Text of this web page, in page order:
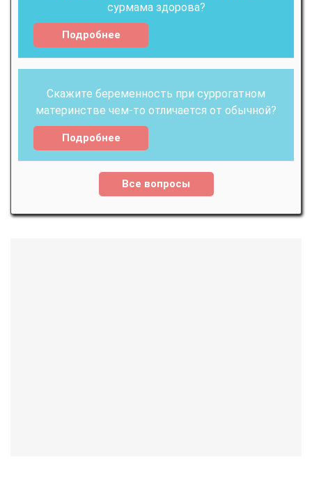
сурмама здорова?
Подробнее
Скажите беременность при суррогатном
материнстве чем-то отличается от обычной?
Подробнее
Все вопросы